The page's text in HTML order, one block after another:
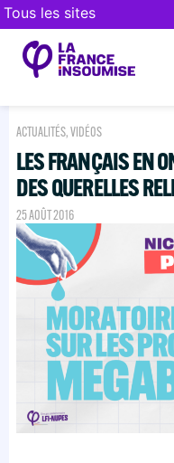
Tous les sites
ACTUALITÉS,VIDÉOS
LES FRANÇAIS EN
DES QUERELLES
25 AOÛT 2016